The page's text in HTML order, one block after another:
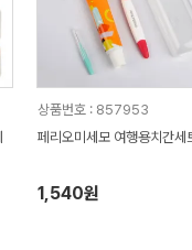
상품번호 : 857953
페리오미세모 여행용치간세
1,540원